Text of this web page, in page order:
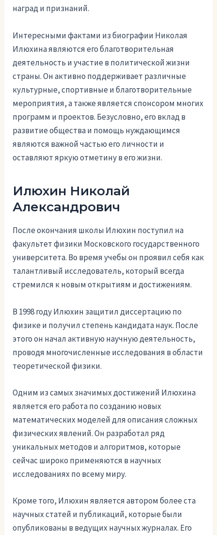
наград и признаний.
Интересными фактами из биографии Николая
Илюхина являются его благотворительная
деятельность и участие в политической жизни
страны. Он активно поддерживает различные
культурные, спортивные и благотворительные
мероприятия, а также является спонсором многих
программ и проектов. Безусловно, его вклад в
развитие общества и помощь нуждающимся
являются важной частью его личности и
оставляют яркую отметину в его жизни.
Илюхин Николай
Александрович
После окончания школы Илюхин поступил на
факультет физики Московского государственного
университета. Во время учебы он проявил себя как
талантливый исследователь, который всегда
стремился к новым открытиям и достижениям.
В 1998 году Илюхин защитил диссертацию по
физике и получил степень кандидата наук. После
этого он начал активную научную деятельность,
проводя многочисленные исследования в области
теоретической физики.
Одним из самых значимых достижений Илюхина
является его работа по созданию новых
математических моделей для описания сложных
физических явлений. Он разработал ряд
уникальных методов и алгоритмов, которые
сейчас широко применяются в научных
исследованиях по всему миру.
Кроме того, Илюхин является автором более ста
научных статей и публикаций, которые были
опубликованы в ведущих научных журналах. Его